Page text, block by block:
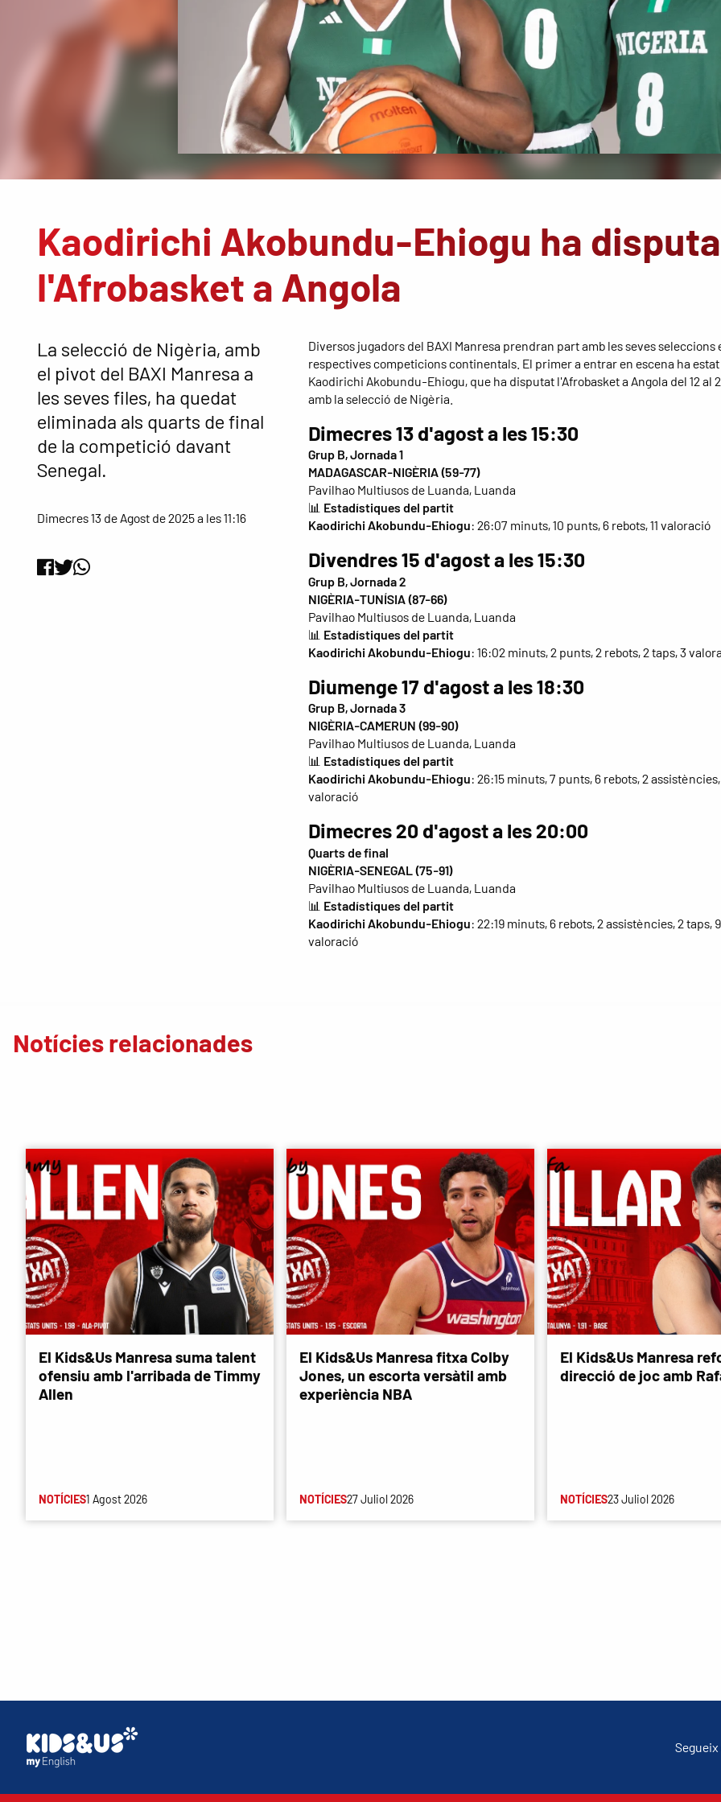
Kaodirichi Akobundu-Ehiogu ha
l'Afrobasket a Angola
La selecció de Nigèria, amb
el pivot del BAXI Manresa a
les seves files, ha quedat
eliminada als quarts de final
de la competició davant
Senegal.
Dimecres 13 de Agost de 2025 a les 11:16
Diversos jugadors del BAXI Manresa prendran part amb les seves seleccions
respectives competicions continentals. El primer a entrar en escena ha
Kaodirichi Akobundu-Ehiogu, que ha disputat l'Afrobasket a Angola del 12 al
amb la selecció de Nigèria.
Dimecres 13 d'agost a les 15:30
Grup B, Jornada 1
MADAGASCAR-NIGÈRIA (59-77)
Pavilhao Multiusos de Luanda, Luanda
📊 Estadístiques del partit
Kaodirichi Akobundu-Ehiogu: 26:07 minuts, 10 punts, 6 rebots, 11 valoració
Divendres 15 d'agost a les 15:30
Grup B, Jornada 2
NIGÈRIA-TUNÍSIA (87-66)
Pavilhao Multiusos de Luanda, Luanda
📊 Estadístiques del partit
Kaodirichi Akobundu-Ehiogu: 16:02 minuts, 2 punts, 2 rebots, 2 taps, 3
Diumenge 17 d'agost a les 18:30
Grup B, Jornada 3
NIGÈRIA-CAMERUN (99-90)
Pavilhao Multiusos de Luanda, Luanda
📊 Estadístiques del partit
Kaodirichi Akobundu-Ehiogu: 26:15 minuts, 7 punts, 6 rebots, 2 assistències,
valoració
Dimecres 20 d'agost a les 20:00
Quarts de final
NIGÈRIA-SENEGAL (75-91)
Pavilhao Multiusos de Luanda, Luanda
📊 Estadístiques del partit
Kaodirichi Akobundu-Ehiogu: 22:19 minuts, 6 rebots, 2 assistències, 2 taps, 9
valoració
Notícies relacionades
El Kids&Us Manresa suma talent
ofensiu amb l'arribada de Timmy
Allen
NOTÍCIES1 Agost 2026
El Kids&Us Manresa fitxa Colby
Jones, un escorta versàtil amb
experiència NBA
NOTÍCIES27 Juliol 2026
El Kids&Us Manresa
direcció de joc amb
NOTÍCIES23 Juliol 2026
Segueix